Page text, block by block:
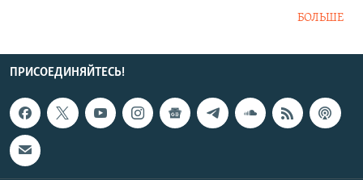
БОЛЬШЕ
ПРИСОЕДИНЯЙТЕСЬ!